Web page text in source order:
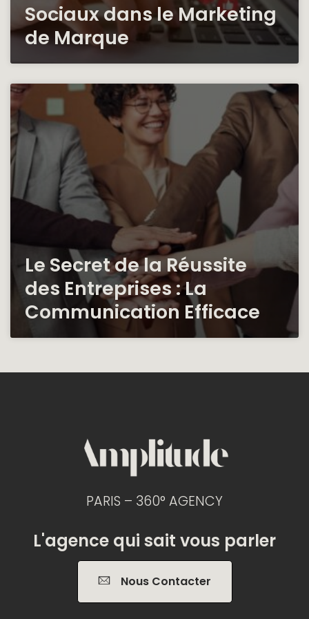
Sociaux dans le Marketing
de Marque
Le Secret de la Réussite
des Entreprises : La
Communication Efficace
PARIS – 360° AGENCY
L'agence qui sait vous parler
Nous Contacter